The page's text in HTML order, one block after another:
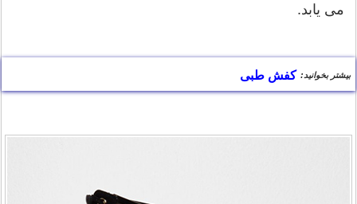
می یابد.
بیشتر بخوانید: کفش طبی